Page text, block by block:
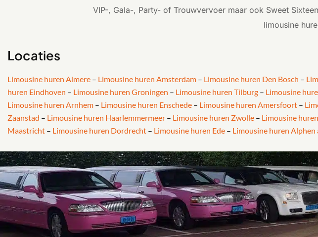
VIP-, Gala-, Party- of Trouwvervoer maar ook Sweet
limousine
Locaties
Limousine huren Almere – Limousine huren Amsterdam – Limousine huren Den Bosch –
huren Eindhoven – Limousine huren Groningen – Limousine huren Tilburg – Limousine
Limousine huren Arnhem – Limousine huren Enschede – Limousine huren Amersfoort –
Zaanstad – Limousine huren Haarlemmermeer – Limousine huren Zwolle – Limousine
Maastricht – Limousine huren Dordrecht – Limousine huren Ede – Limousine huren Alphen